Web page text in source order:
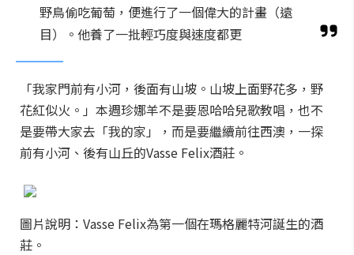
野鳥偷吃葡萄，便進行了一個偉大的計畫（遠
目）。他養了一批輕巧度與速度都更
「我家門前有小河，後面有山坡。山坡上面野花多，野
花紅似火。」本週珍娜羊不是要恩哈哈兒歌教唱，也不
是要帶大家去「我的家」，而是要繼續前往西澳，一探
前有小河、後有山丘的Vasse Felix酒莊。
圖片說明：Vasse Felix為第一個在瑪格麗特河誕生的酒
莊。